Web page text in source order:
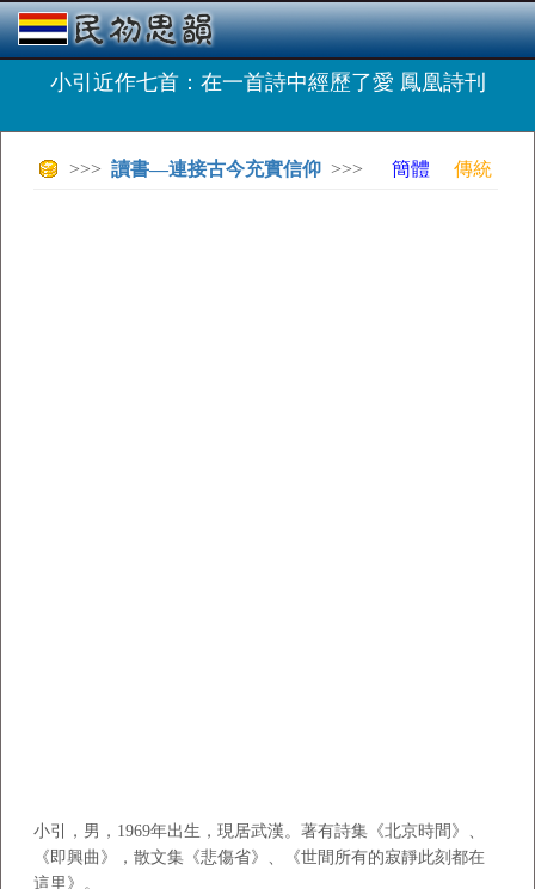
小引近作七首：在一首詩中經歷了愛 鳳凰詩刊
>>> 讀書—連接古今充實信仰 >>> 簡體 傳統
小引，男，1969年出生，現居武漢。著有詩集《北京時間》、
《即興曲》，散文集《悲傷省》、《世間所有的寂靜此刻都在
這里》。